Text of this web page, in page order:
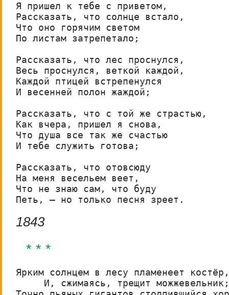
Я пришел к тебе с приветом,
Рассказать, что солнце встало,
Что оно горячим светом
По листам затрепетало;
Рассказать, что лес проснулся,
Весь проснулся, веткой каждой,
Каждой птицей встрепенулся
И весенней полон жаждой;
Рассказать, что с той же страстью,
Как вчера, пришел я снова,
Что душа все так же счастью
И тебе служить готова;
Рассказать, что отовсюду
На меня весельем веет,
Что не знаю сам, что буду
Петь, – но только песня зреет.
1843
* * *
Ярким солнцем в лесу пламенеет костёр,
     И, сжимаясь, трещит можжевельник;